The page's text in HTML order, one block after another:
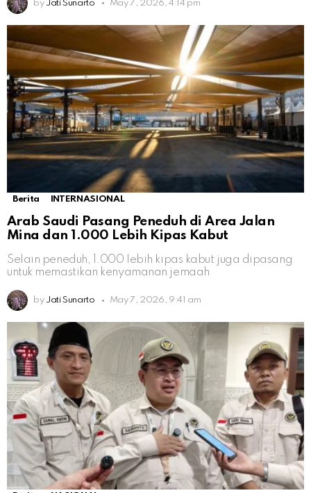
by Jati Sunarto May 7, 2026, 4:14 pm
Berita INTERNASIONAL
Arab Saudi Pasang Peneduh di Area Jalan
Mina dan 1.000 Lebih Kipas Kabut
Selain peneduh, 1.000 lebih kipas kabut juga dipasang
untuk memastikan kenyamanan jemaah
by Jati Sunarto May 7, 2026, 9:41 am